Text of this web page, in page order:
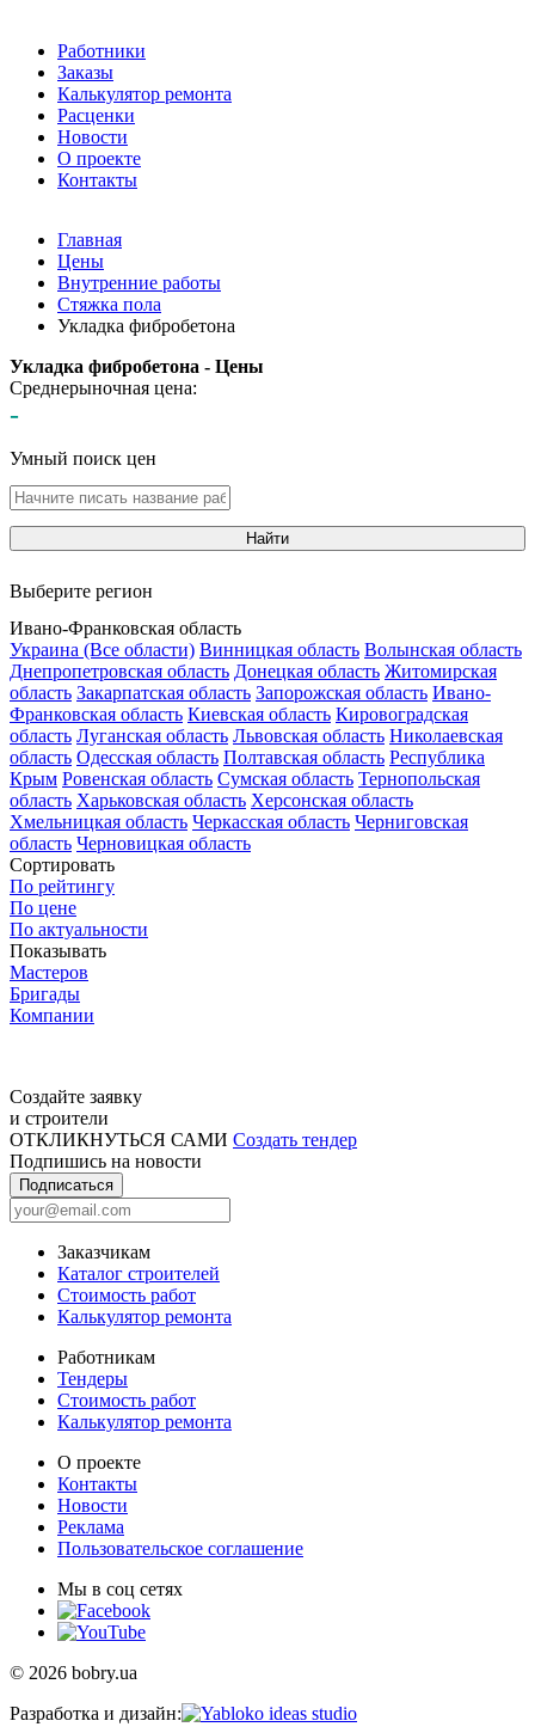
Работники
Заказы
Калькулятор ремонта
Расценки
Новости
О проекте
Контакты
Главная
Цены
Внутренние работы
Стяжка пола
Укладка фибробетона
Укладка фибробетона - Цены
Среднерыночная цена:
-
Умный поиск цен
Найти
Выберите регион
Ивано-Франковская область
Украина (Все области) Винницкая область Волынская область
Днепропетровская область Донецкая область Житомирская
область Закарпатская область Запорожская область Ивано-
Франковская область Киевская область Кировоградская
область Луганская область Львовская область Николаевская
область Одесская область Полтавская область Республика
Крым Ровенская область Сумская область Тернопольская
область Харьковская область Херсонская область
Хмельницкая область Черкасская область Черниговская
область Черновицкая область
Сортировать
По рейтингу
По цене
По актуальности
Показывать
Мастеров
Бригады
Компании
Создайте заявку
и строители
ОТКЛИКНУТЬСЯ САМИ Создать тендер
Подпишись на новости
Подписаться
Заказчикам
Каталог строителей
Стоимость работ
Калькулятор ремонта
Работникам
Тендеры
Стоимость работ
Калькулятор ремонта
О проекте
Контакты
Новости
Реклама
Пользовательское соглашение
Мы в соц сетях
© 2026 bobry.ua
Разработка и дизайн: